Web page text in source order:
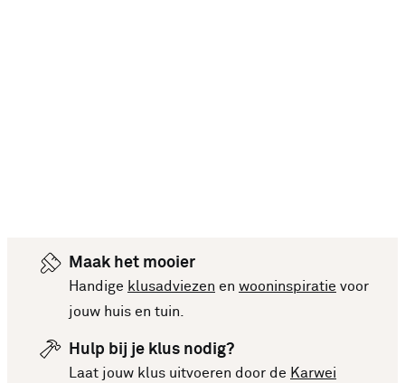
Maak het mooier
Handige klusadviezen en wooninspiratie voor
jouw huis en tuin.
Hulp bij je klus nodig?
Laat jouw klus uitvoeren door de Karwei